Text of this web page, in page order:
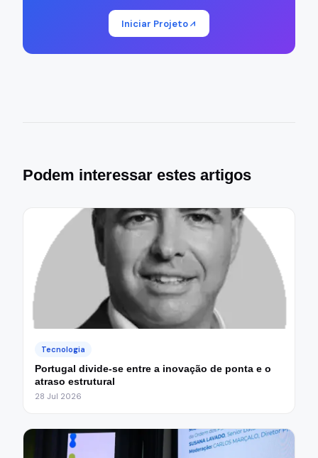
Iniciar Projeto
Podem interessar estes artigos
Tecnologia
Portugal divide-se entre a inovação de ponta e o
atraso estrutural
28 Jul 2026